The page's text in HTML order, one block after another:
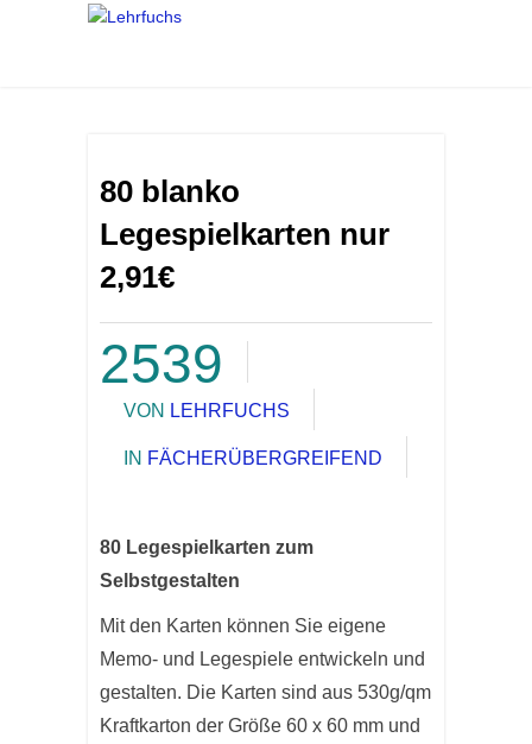
80 blanko
Legespielkarten nur
2,91€
2539
VON LEHRFUCHS
IN FÄCHERÜBERGREIFEND
80 Legespielkarten zum
Selbstgestalten
Mit den Karten können Sie eigene
Memo- und Legespiele entwickeln und
gestalten. Die Karten sind aus 530g/qm
Kraftkarton der Größe 60 x 60 mm und